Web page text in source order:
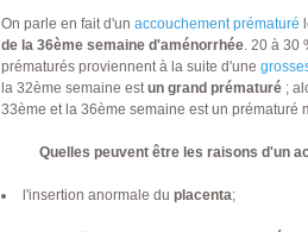
On parle en fait d'un accouchement prématuré
de la 36ème semaine d'aménorrhée. 20 à 30
prématurés proviennent à la suite d'une
la 32ème semaine estun grand prématuré ;
33ème et la 36ème semaine est un prématuré
Quelles peuvent être les raisons d'un
l'insertion anormale duplacenta;